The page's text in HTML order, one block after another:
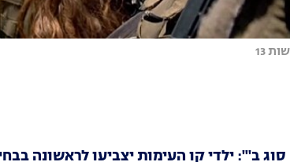
13
ב'": ילדי קו העימות יצביעו לראשונה